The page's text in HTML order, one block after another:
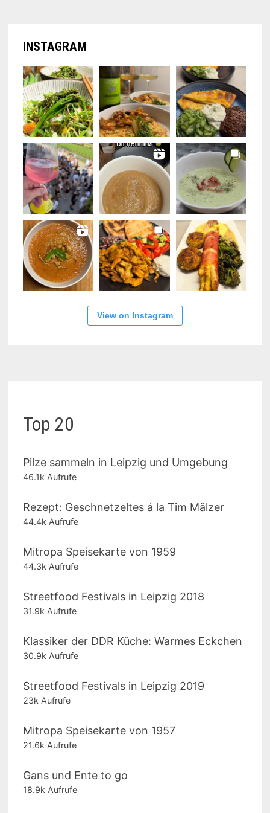
INSTAGRAM
View on Instagram
Top 20
Pilze sammeln in Leipzig und Umgebung
46.1k Aufrufe
Rezept: Geschnetzeltes á la Tim Mälzer
44.4k Aufrufe
Mitropa Speisekarte von 1959
44.3k Aufrufe
Streetfood Festivals in Leipzig 2018
31.9k Aufrufe
Klassiker der DDR Küche: Warmes Eckchen
30.9k Aufrufe
Streetfood Festivals in Leipzig 2019
23k Aufrufe
Mitropa Speisekarte von 1957
21.6k Aufrufe
Gans und Ente to go
18.9k Aufrufe